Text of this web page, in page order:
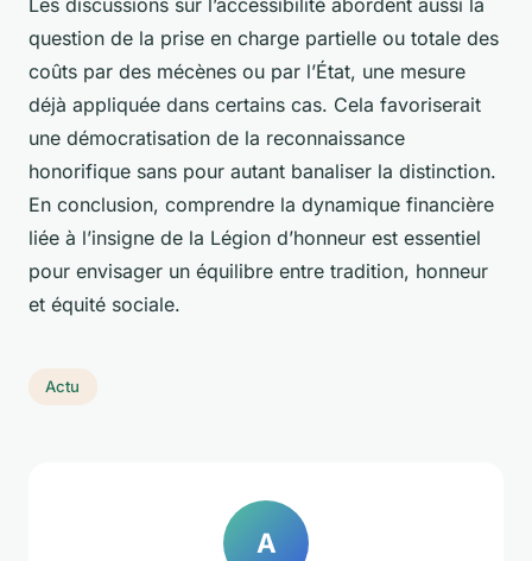
question de la prise en charge partielle ou totale des
coûts par des mécènes ou par l’État, une mesure
déjà appliquée dans certains cas. Cela favoriserait
une démocratisation de la reconnaissance
honorifique sans pour autant banaliser la distinction.
En conclusion, comprendre la dynamique financière
liée à l’insigne de la Légion d’honneur est essentiel
pour envisager un équilibre entre tradition, honneur
et équité sociale.
Actu
A